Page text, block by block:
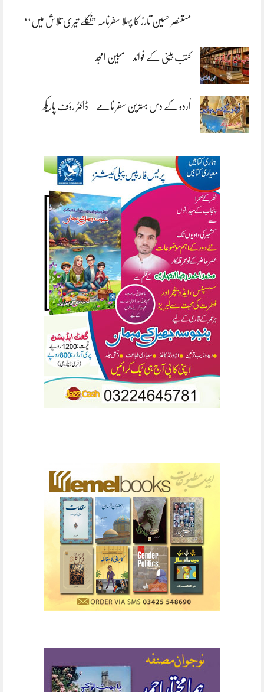
مستنصر حسین تارڑ کا پہلا سفرنامہ ”نکلے تیری تلاش میں‘‘
کتب بینی کے فوائد – مبین امجد
اُردو کے دس بہترین سفر نامے – ڈاکٹر رؤف پاریکھ